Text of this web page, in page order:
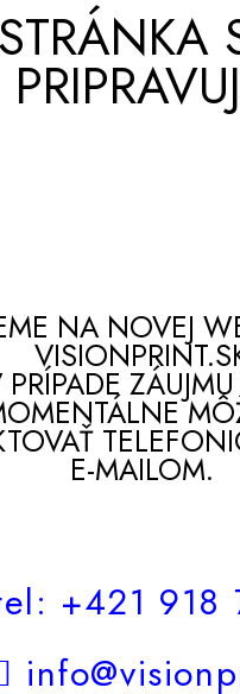
STRÁNKA
NA NOVEJ
PRÍPADE
E-MAILOM.
+421 918